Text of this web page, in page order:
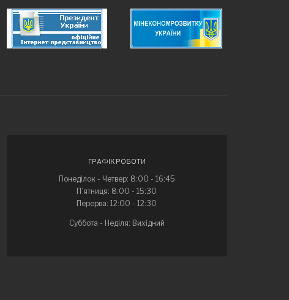
ГРАФІК РОБОТИ
Понеділок - Четвер: 8:00 - 16:45
П’ятниця: 8:00 - 15:30
Перерва: 12:00 - 12:30
Суббота - Неділя: Вихідний